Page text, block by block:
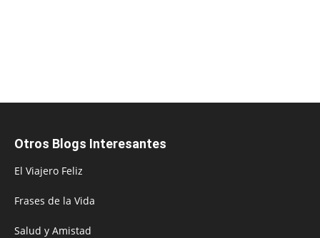
Otros Blogs Interesantes
El Viajero Feliz
Frases de la Vida
Salud y Amistad